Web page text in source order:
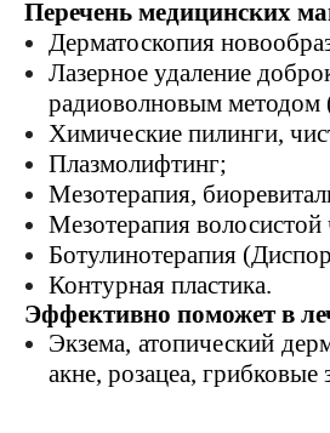
Перечень медицинских
Дерматоскопия
Лазерное удаление
радиоволновым методом
Химические пилинги,
Плазмолифтинг;
Мезотерапия,
Мезотерапия волосистой
Ботулинотерапия
Контурная пластика.
Эффективно поможет в
Экзема, атопический
акне, розацеа, грибковые